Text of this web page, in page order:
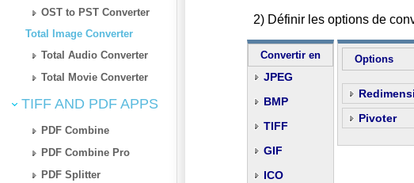
OST to PST Converter
Total Image Converter
Total Audio Converter
Total Movie Converter
TIFF AND PDF APPS
PDF Combine
PDF Combine Pro
PDF Splitter
2) Définir les options de
Convertir en
JPEG
BMP
TIFF
GIF
ICO
Options
Pivoter